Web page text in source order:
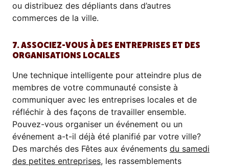
ou distribuez des dépliants dans d’autres
commerces de la ville.
7. ASSOCIEZ-VOUS À DES ENTREPRISES ET DES
ORGANISATIONS LOCALES
Une technique intelligente pour atteindre plus de
membres de votre communauté consiste à
communiquer avec les entreprises locales et de
réfléchir à des façons de travailler ensemble.
Pouvez-vous organiser un événement ou un
événement a-t-il déjà été planifié par votre ville?
Des marchés des Fêtes aux événements du samedi
des petites entreprises, les rassemblements